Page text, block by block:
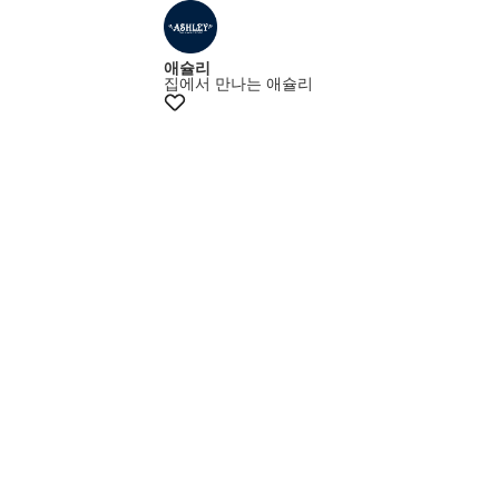
최대15% 쿠폰
애슐리
집에서 만나는 애슐리